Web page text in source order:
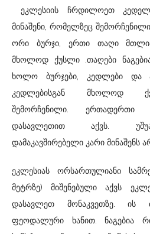
ეკლესიის ჩრდილოეთ
მინაშენი, რომელზეც
ორი ბურჯი, ერთი თაღი
მხოლოდ ქუსლი .თაღები
ხოლო ბურჯები, კედლები და
კედლებისგან მხოლოდ
შემორჩენილი. ერთადერთი
დასავლეთით აქვს.
დამაკავშირებელი კარი მინაშენს
ეკლესიას ორსართულიანი
მეტრზე) მიშენებული აქვს
დასავლეთ მონაკვეთზე. ის
ფეოდალური ხანით. ნაგებია